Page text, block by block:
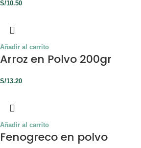
S/10.50
Añadir al carrito
Arroz en Polvo 200gr
S/13.20
Añadir al carrito
Fenogreco en polvo